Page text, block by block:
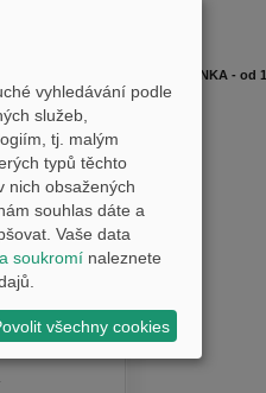
NOVINKA - od
vyhledávání podle
služeb,
tj. malým
typů těchto
nich obsažených
souhlas dáte a
Vaše data
soukromí naleznete
všechny cookies